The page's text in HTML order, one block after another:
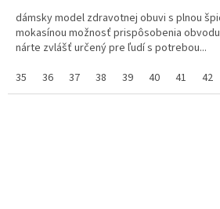
dámsky model zdravotnej obuvi s plnou
mokasínou možnosť prispôsobenia
nárte zvlášť určený pre ľudí s potrebou...
35
36 37 38 39 40 41 42